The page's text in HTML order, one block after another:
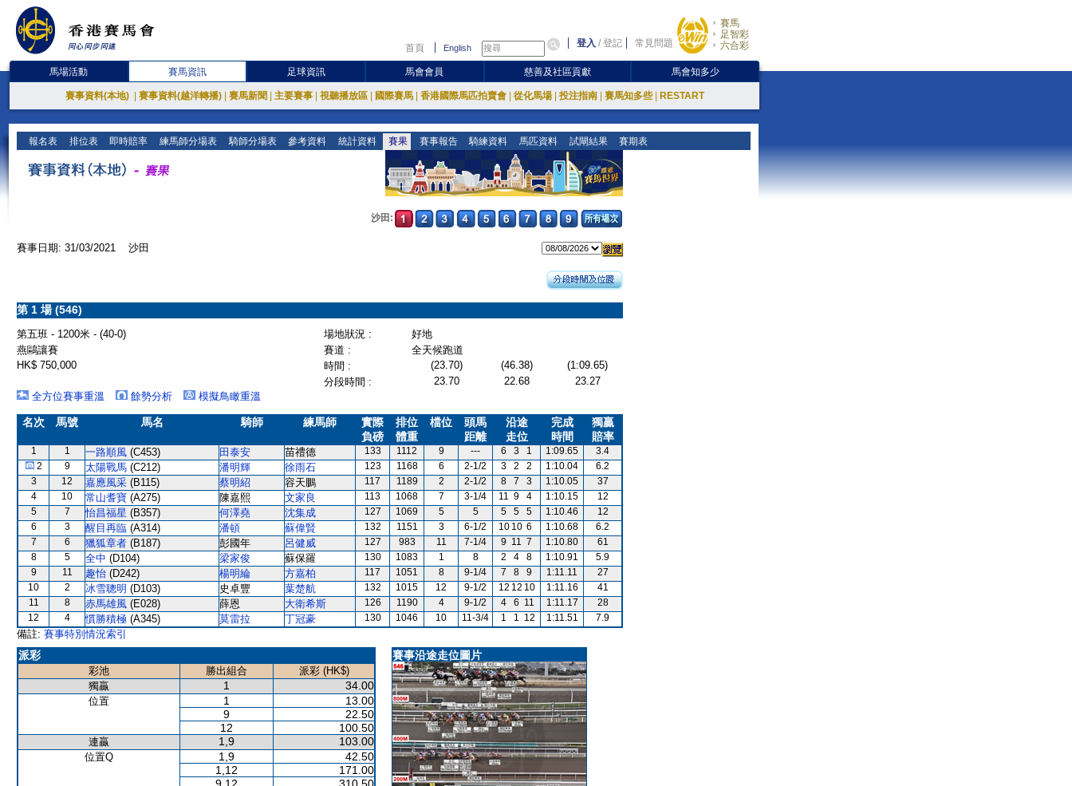
首頁 English 登入 /登記 常見問題
賽馬
足智彩
六合彩
馬場活動 賽馬資訊 足球資訊 馬會會員 慈善及社區貢獻 馬會知多少
賽事資料(本地) 賽事資料(越洋轉播) 賽馬新聞 主要賽事 視聽播放區 國際賽馬 香港國際馬匹拍賣會 從化馬場 投注指南 賽馬知多些 RESTART
報名表 排位表 即時賠率 練馬師分場表 騎師分場表 參考資料 統計資料 賽果 賽事報告 騎練資料 馬匹資料 試閘結果 賽期表
沙田:
賽事日期: 31/03/2021 沙田
第 1 場 (546)
第五班 - 1200米 - (40-0) 場地狀況 :
好地
燕鷗讓賽
賽道 :
全天候跑道
HK$ 750,000
時間 : (23.70) (46.38)
(1:09.65)
分段時間 :
23.70 22.68
23.27
全方位賽事重溫
餘勢分析 模擬鳥瞰重溫
名次 馬號 馬名 騎師 練馬師
實際
負磅
排位
體重
檔位
頭馬
距離
沿途
走位
完成
時間
獨贏
賠率
1 1 一路順風 (C453) 田泰安 苗禮德 133 1112 9 --- 6 3 1 1:09.65
3.4
2
9 太陽戰馬 (C212) 潘明輝 徐雨石 123 1168 6 2-1/2 3 2 2 1:10.04
6.2
3
12 嘉應風采 (B115) 蔡明紹 容天鵬 117 1189 2 2-1/2 8 7 3 1:10.05
37
4
10 常山耆寶 (A275) 陳嘉熙 文家良 113 1068 7 3-1/4 11 9 4 1:10.15
12
5
7 怡昌福星 (B357) 何澤堯 沈集成 127 1069 5 5 5 5 5 1:10.46
12
6
3 醒目再臨 (A314) 潘頓 蘇偉賢 132 1151 3 6-1/2 10 10 6 1:10.68
6.2
7
6 獵狐章者 (B187) 彭國年 呂健威 127 983 11 7-1/4 9 11 7 1:10.80
61
8
5 全中 (D104) 梁家俊 蘇保羅 130 1083 1 8 2 4 8 1:10.91
5.9
9
11 趣怡 (D242) 楊明綸 方嘉柏 117 1051 8 9-1/4 7 8 9 1:11.11
27
10
2 冰雪聰明 (D103) 史卓豐 葉楚航 132 1015 12 9-1/2 12 12 10 1:11.16
41
11
8 赤馬雄風 (E028) 薛恩 大衛希斯 126 1190 4 9-1/2 4 6 11 1:11.17
28
12
4 慣勝積極 (A345) 莫雷拉 丁冠豪 130 1046 10 11-3/4 1 1 12 1:11.51 7.9
備註: 賽事特別情況索引
派彩
彩池 勝出組合
派彩 (HK$)
獨贏
1 34.00
位置 1
13.00
9
22.50
12
100.50
連贏 1,9 103.00
位置Q 1,9
42.50
1,12
171.00
賽事沿途走位圖片